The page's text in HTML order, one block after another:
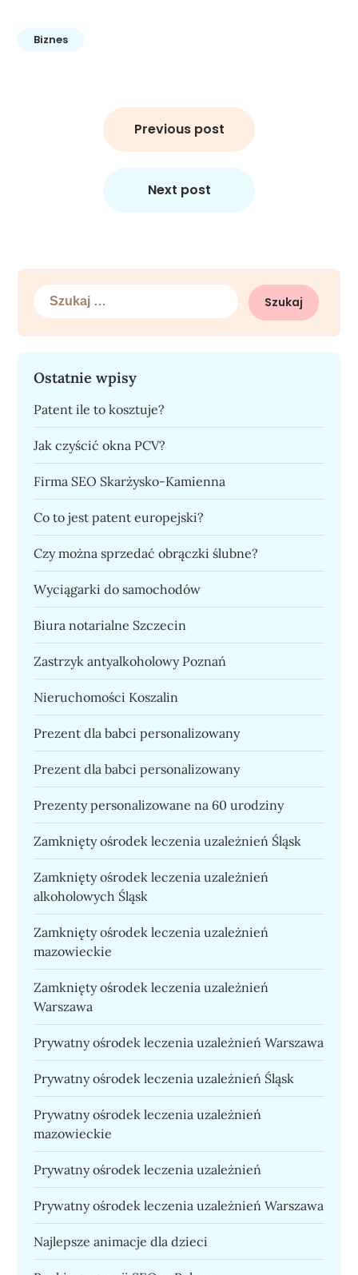
Biznes
Previous post
Next post
Szukaj:
Ostatnie wpisy
Patent ile to kosztuje?
Jak czyścić okna PCV?
Firma SEO Skarżysko-Kamienna
Co to jest patent europejski?
Czy można sprzedać obrączki ślubne?
Wyciągarki do samochodów
Biura notarialne Szczecin
Zastrzyk antyalkoholowy Poznań
Nieruchomości Koszalin
Prezent dla babci personalizowany
Prezent dla babci personalizowany
Prezenty personalizowane na 60 urodziny
Zamknięty ośrodek leczenia uzależnień Śląsk
Zamknięty ośrodek leczenia uzależnień
alkoholowych Śląsk
Zamknięty ośrodek leczenia uzależnień
mazowieckie
Zamknięty ośrodek leczenia uzależnień
Warszawa
Prywatny ośrodek leczenia uzależnień Warszawa
Prywatny ośrodek leczenia uzależnień Śląsk
Prywatny ośrodek leczenia uzależnień
mazowieckie
Prywatny ośrodek leczenia uzależnień
Prywatny ośrodek leczenia uzależnień Warszawa
Najlepsze animacje dla dzieci